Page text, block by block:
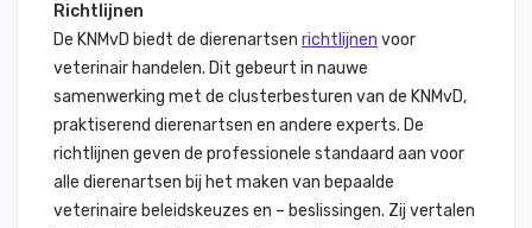
Richtlijnen
De KNMvD biedt de dierenartsen richtlijnen voor
veterinair handelen. Dit gebeurt in nauwe
samenwerking met de clusterbesturen van de KNMvD,
praktiserend dierenartsen en andere experts. De
richtlijnen geven de professionele standaard aan voor
alle dierenartsen bij het maken van bepaalde
veterinaire beleidskeuzes en – beslissingen. Zij vertalen